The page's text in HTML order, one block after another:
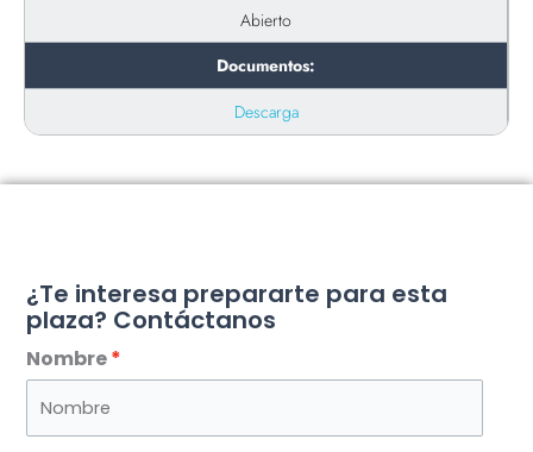
Abierto
Documentos:
Descarga
¿Te interesa prepararte para esta
plaza? Contáctanos
Nombre